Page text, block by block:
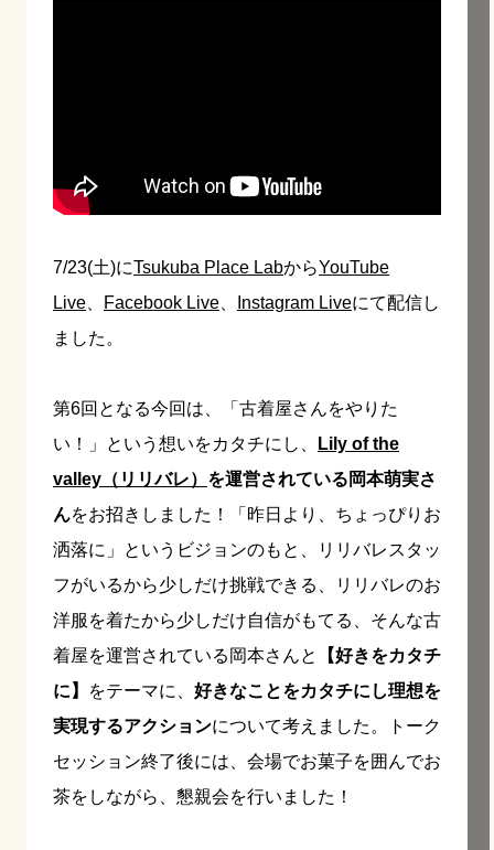
7/23(土)にTsukuba Place LabからYouTube
Live
Facebook Live Instagram Liveにて配信し
ました。
第6回となる今回は、「古着屋さんをやりた
い！」という想いをカタチにし、
Lily of the
valley（リリバレ） を運営されている岡本萌実さ
んをお招きしました！「昨日より、ちょっぴりお
洒落に」というビジョンのもと、リリバレスタッ
フがいるから少しだけ挑戦できる、リリバレのお
洋服を着たから少しだけ自信がもてる、そんな古
着屋を運営されている岡本さんと
【好きをカタチ
に】
をテーマに、 好きなことをカタチにし理想を
実現するアクションについて考えました。トーク
セッション終了後には、会場でお菓子を囲んでお
茶をしながら、懇親会を行いました！